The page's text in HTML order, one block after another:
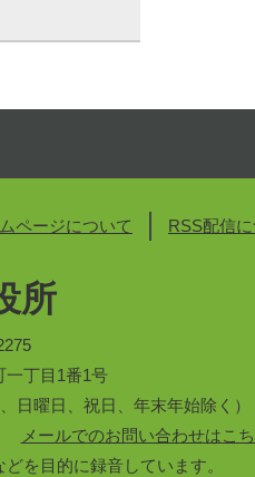
ページについて RSS配信
所
丁目1番1号
日曜日、祝日、年末年始除く）
メールでのお問い合わせはこ
を目的に録音しています。